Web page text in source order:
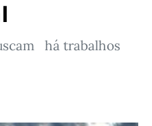
há trabalhos